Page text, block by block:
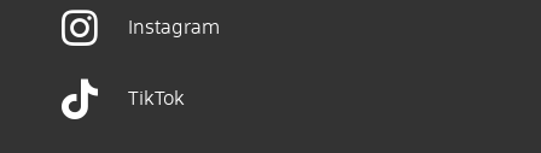
Instagram
TikTok